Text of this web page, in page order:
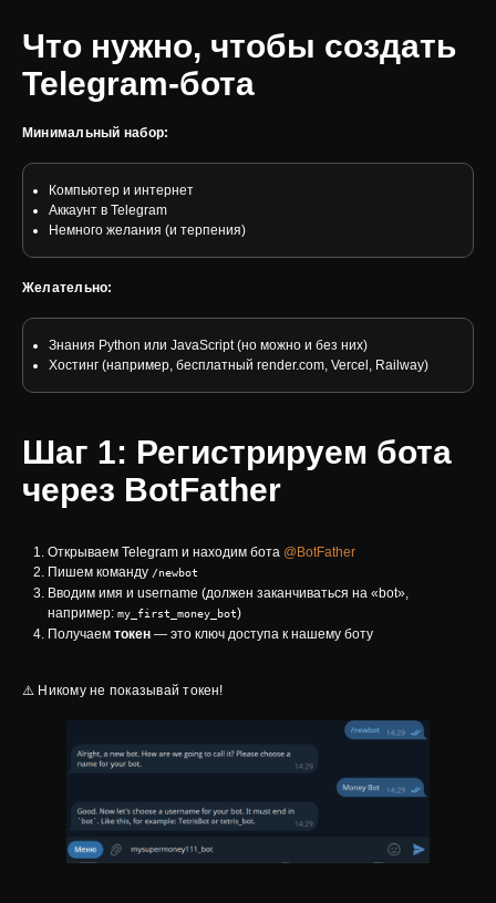
Что нужно, чтобы создать
Telegram-бота
Минимальный набор:
Компьютер и интернет
Аккаунт в Telegram
Немного желания (и терпения)
Желательно:
Знания Python или JavaScript (но можно и без них)
Хостинг (например, бесплатный render.com, Vercel, Railway)
Шаг 1: Регистрируем бота
через BotFather
Открываем Telegram и находим бота @BotFather
Пишем команду /newbot
Вводим имя и username (должен заканчиваться на «bot»,
например: my_first_money_bot)
Получаем токен— это ключ доступа к нашему боту
⚠️ Никому не показывай токен!